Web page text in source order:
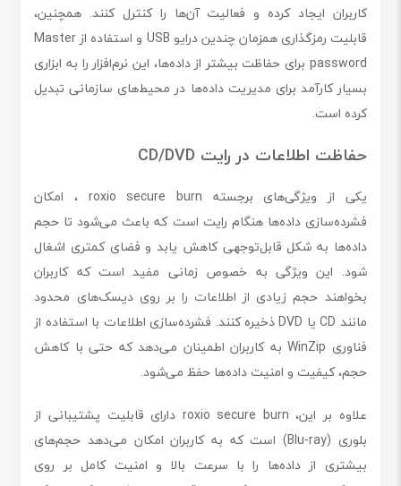
کاربران ایجاد کرده و فعالیت آن‌ها را کنترل کنند. همچنین،
قابلیت رمزگذاری همزمان چندین درایو USB و استفاده از Master
password برای حفاظت بیشتر از داده‌ها، این نرم‌افزار را به ابزاری
بسیار کارآمد برای مدیریت داده‌ها در محیط‌های سازمانی تبدیل
کرده است.
حفاظت اطلاعات در رایت CD/DVD
یکی از ویژگی‌های برجسته roxio secure burn ، امکان
فشرده‌سازی داده‌ها هنگام رایت است که باعث می‌شود تا حجم
داده‌ها به شکل قابل‌توجهی کاهش یابد و فضای کمتری اشغال
شود. این ویژگی به خصوص زمانی مفید است که کاربران
بخواهند حجم زیادی از اطلاعات را بر روی دیسک‌های محدود
مانند CD یا DVD ذخیره کنند. فشرده‌سازی اطلاعات با استفاده از
فناوری WinZip به کاربران اطمینان می‌دهد که حتی با کاهش
حجم، کیفیت و امنیت داده‌ها حفظ می‌شود.
علاوه بر این، roxio secure burn دارای قابلیت پشتیبانی از
بلوری (Blu-ray) است که به کاربران امکان می‌دهد حجم‌های
بیشتری از داده‌ها را با سرعت بالا و امنیت کامل بر روی